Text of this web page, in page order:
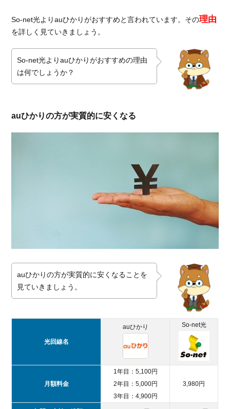
So-net光よりauひかりがおすすめと言われています。その理由
を詳しく見ていきましょう。
So-net光よりauひかりがおすすめの理由
は何でしょうか？
auひかりの方が実質的に安くなる
auひかりの方が実質的に安くなることを
見ていきましょう。
光回線名
auひかり So-net光
月額料金
1年目：5,100円
2年目：5,000円
3年目：4,900円
3,980円